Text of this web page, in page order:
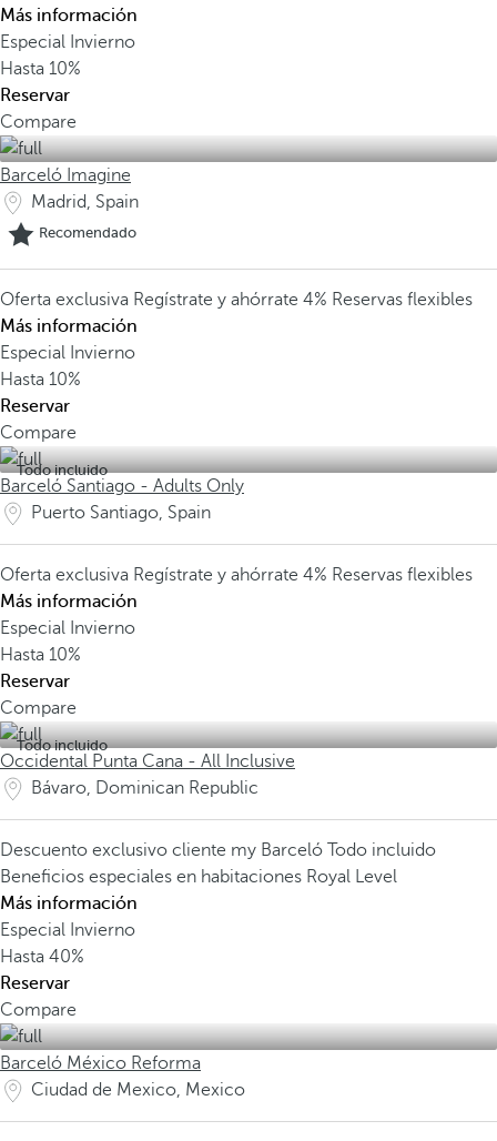
Más información
Especial Invierno
Hasta 10%
Reservar
Compare
Barceló Imagine
Madrid, Spain
Recomendado
Oferta exclusiva Regístrate y ahórrate 4% Reservas flexibles
Más información
Especial Invierno
Hasta 10%
Reservar
Compare
Todo incluido
Barceló Santiago - Adults Only
Puerto Santiago, Spain
Oferta exclusiva Regístrate y ahórrate 4% Reservas flexibles
Más información
Especial Invierno
Hasta 10%
Reservar
Compare
Todo incluido
Occidental Punta Cana - All Inclusive
Bávaro, Dominican Republic
Descuento exclusivo cliente my Barceló Todo incluido
Beneficios especiales en habitaciones Royal Level
Más información
Especial Invierno
Hasta 40%
Reservar
Compare
Barceló México Reforma
Ciudad de Mexico, Mexico